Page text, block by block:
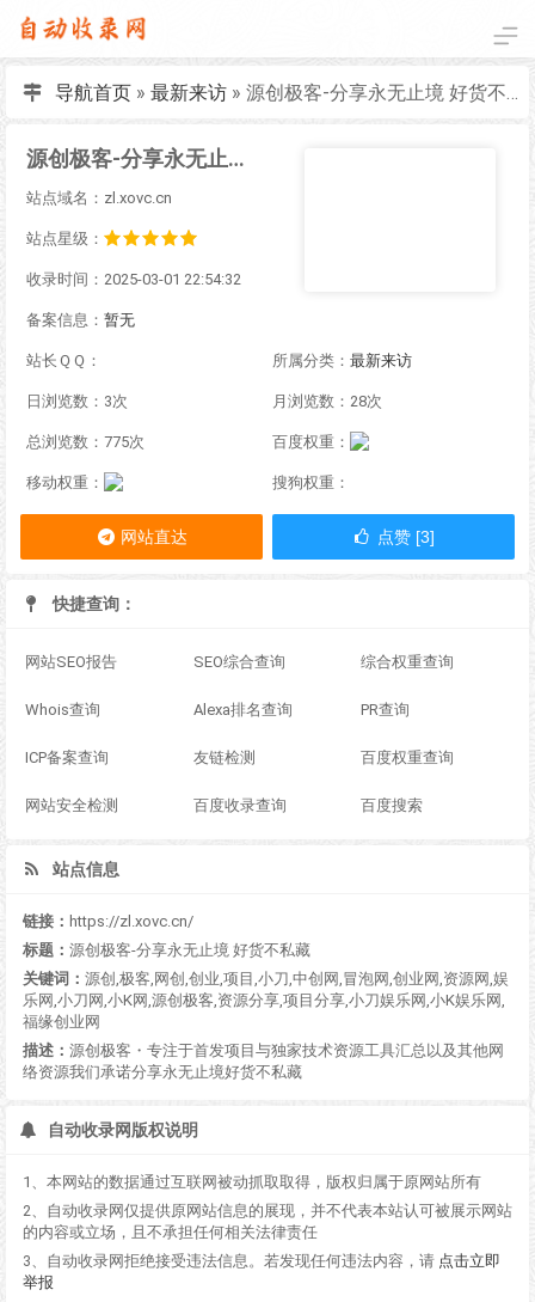
导航首页» 最新来访» 源创极客-分享永无止境 好货不私藏
源创极客-分享永无止境 好货不私藏
站点域名：zl.xovc.cn
站点星级：
收录时间：2025-03-01 22:54:32
备案信息： 暂无
站长ＱＱ： 所属分类： 最新来访
日浏览数：3次 月浏览数：28次
总浏览数：775次 百度权重：
移动权重： 搜狗权重：
网站直达 点赞 [3]
快捷查询：
网站SEO报告 SEO综合查询 综合权重查询
Whois查询 Alexa排名查询 PR查询
ICP备案查询 友链检测 百度权重查询
网站安全检测 百度收录查询 百度搜索
站点信息
链接： https://zl.xovc.cn/
标题： 源创极客-分享永无止境 好货不私藏
关键词： 源创,极客,网创,创业,项目,小刀,中创网,冒泡网,创业网,资源网,娱
乐网,小刀网,小K网,源创极客,资源分享,项目分享,小刀娱乐网,小K娱乐网,
福缘创业网
描述： 源创极客・专注于首发项目与独家技术资源工具汇总以及其他网
络资源我们承诺分享永无止境好货不私藏
自动收录网版权说明
1、本网站的数据通过互联网被动抓取取得，版权归属于原网站所有
2、自动收录网仅提供原网站信息的展现，并不代表本站认可被展示网站
的内容或立场，且不承担任何相关法律责任
3、自动收录网拒绝接受违法信息。若发现任何违法内容，请 点击立即
举报